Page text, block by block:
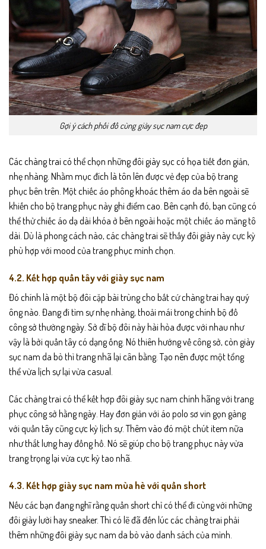
Gợi ý cách phối đồ cùng giày sục nam cực đẹp
Các chàng trai có thể chọn những đôi giày sục có họa tiết đơn giản,
nhẹ nhàng. Nhằm mục đích là tôn lên được vẻ đẹp của bộ trang
phục bên trên. Một chiếc áo phông khoác thêm áo da bên ngoài sẽ
khiến cho bộ trang phục này ghi điểm cao. Bên cạnh đó, bạn cũng có
thể thử chiếc áo dạ dài khóa ở bên ngoài hoặc một chiếc áo măng tô
dài. Dù là phong cách nào, các chàng trai sẽ thấy đôi giày này cực kỳ
phù hợp với mood của trang phục mình chọn.
4.2. Kết hợp quần tây với giày sục nam
Đó chính là một bộ đôi cặp bài trùng cho bất cứ chàng trai hay quý
ông nào. Đang đi tìm sự nhẹ nhàng, thoải mái trong chính bộ đồ
công sở thường ngày. Sở dĩ bộ đôi này hài hòa được với nhau như
vậy là bởi quần tây có dạng ống. Nó thiên hướng về công sở, còn giày
sục nam da bò thì trang nhã lại cân bằng. Tạo nên được một tổng
thể vừa lịch sự lại vừa casual.
Các chàng trai có thể kết hợp đôi giày sục nam chính hãng với trang
phục công sở hằng ngày. Hay đơn giản với áo polo sơ vin gọn gàng
với quần tây cũng cực kỳ lịch sự. Thêm vào đó một chút item nữa
như thắt lưng hay đồng hồ. Nó sẽ giúp cho bộ trang phục này vừa
trang trọng lại vừa cực kỳ tao nhã.
4.3. Kết hợp giày sục nam mùa hè với quần short
Nếu các bạn đang nghĩ rằng quần short chỉ có thể đi cùng với những
đôi giày lười hay sneaker. Thì có lẽ đã đến lúc các chàng trai phải
thêm những đôi giày sục nam da bò vào danh sách của mình.